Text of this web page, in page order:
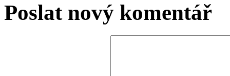
Poslat nový komentář